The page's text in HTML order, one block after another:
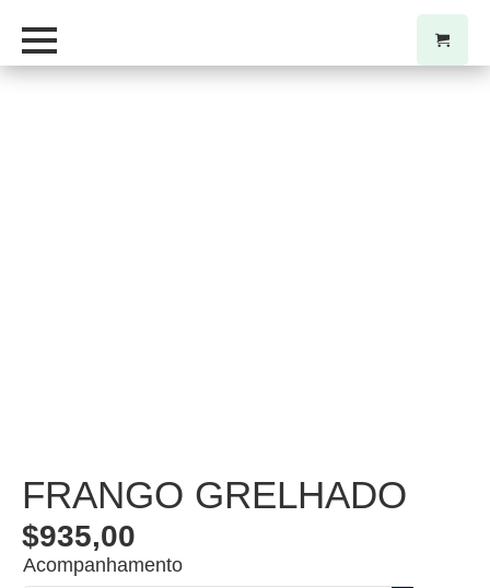
FRANGO GRELHADO
$935,00
Acompanhamento